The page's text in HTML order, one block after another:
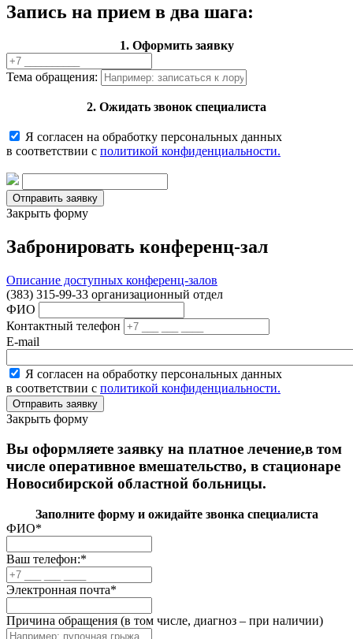
Запись на прием в два шага:
1. Оформить заявку
Тема обращения:
2. Ожидать звонок специалиста
Я согласен на обработку персональных данных
в соответствии с политикой конфиденциальности.
Закрыть форму
Забронировать конференц-зал
Описание доступных конференц-залов
(383) 315-99-33 организационный отдел
ФИО
Контактный телефон
E-mail
Я согласен на обработку персональных данных
в соответствии с политикой конфиденциальности.
Закрыть форму
Вы оформляете заявку на платное лечение,в том
числе оперативное вмешательство, в стационаре
Новосибирской областной больницы.
Заполните форму и ожидайте звонка специалиста
ФИО*
Ваш телефон:*
Электронная почта*
Причина обращения (в том числе, диагноз – при наличии)